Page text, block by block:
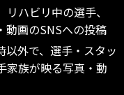
ハビリ中の選手、
動画のSNSへの投稿
外で、選手・スタッ
家族が映る写真・動